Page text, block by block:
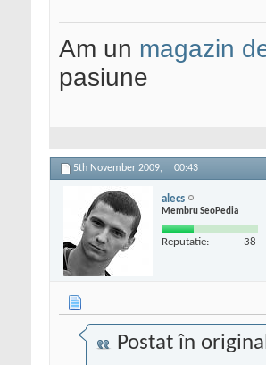
Am un magazin
pasiune
5th November 2009, 00:43
alecs
Membru SeoPedia
Reputatie: 38
Postat în